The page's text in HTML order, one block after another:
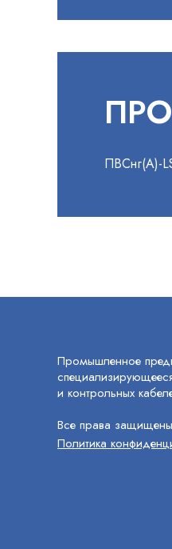
ПВСнг(А)-
Промышленное
и контрольных
Все права
Политика